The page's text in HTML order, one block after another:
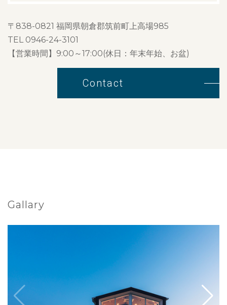
〒838-0821 福岡県朝倉郡筑前町上高場985
TEL 0946-24-3101
【営業時間】9:00～17:00(休日：年末年始、お盆)
Contact
Gallary